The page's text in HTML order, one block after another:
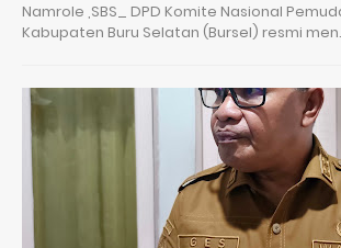
Namrole ,SBS_ DPD Komite Nasional
Kabupaten Buru Selatan (Bursel) resmi